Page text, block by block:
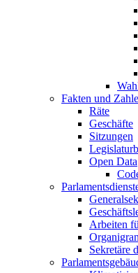
Fakten und
Räte
Geschäfte
Sitzungen
Open Data
Arbeiten
Sekretäre